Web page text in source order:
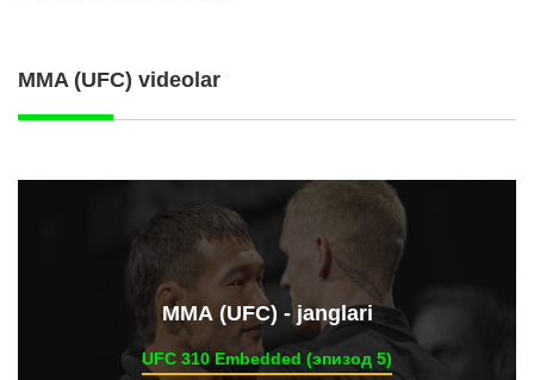
MMA (UFC) videolar
ММА (UFC) - janglari
UFC 310 Embedded (эпизод 5)